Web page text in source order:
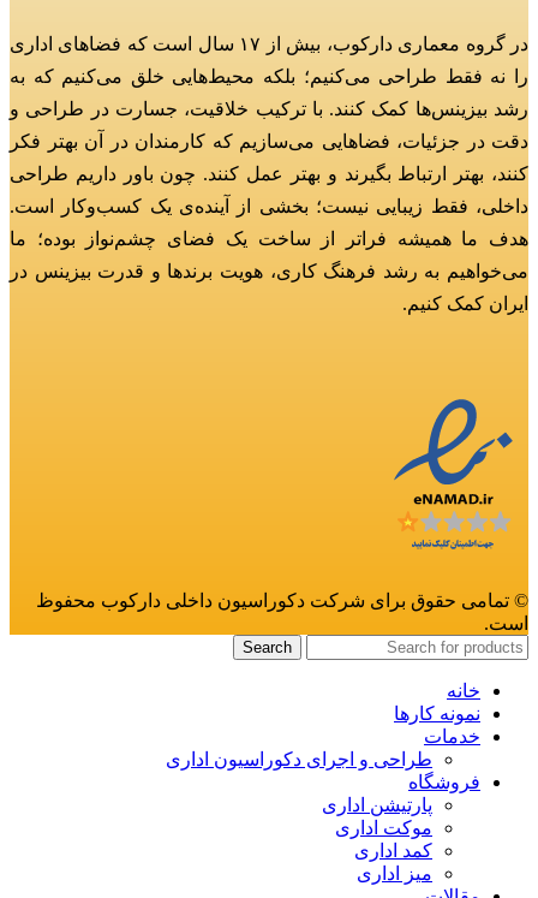
در گروه معماری دارکوب، بیش از ۱۷ سال است که فضاهای اداری
را نه فقط طراحی می‌کنیم؛ بلکه محیط‌هایی خلق می‌کنیم که به
رشد بیزینس‌ها کمک کنند. با ترکیب خلاقیت، جسارت در طراحی و
دقت در جزئیات، فضاهایی می‌سازیم که کارمندان در آن بهتر فکر
کنند، بهتر ارتباط بگیرند و بهتر عمل کنند. چون باور داریم طراحی
داخلی، فقط زیبایی نیست؛ بخشی از آینده‌ی یک کسب‌وکار است.
هدف ما همیشه فراتر از ساخت یک فضای چشم‌نواز بوده؛ ما
می‌خواهیم به رشد فرهنگ کاری، هویت برندها و قدرت بیزینس در
ایران کمک کنیم.
© تمامی حقوق برای شرکت دکوراسیون داخلی دارکوب محفوظ
است.
Search
خانه
نمونه کارها
خدمات
طراحی و اجرای دکوراسیون اداری
فروشگاه
پارتیشن اداری
موکت اداری
کمد اداری
میز اداری